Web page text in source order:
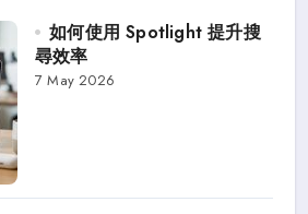
如何使用 Spotlight 提升搜
尋效率
7 May 2026